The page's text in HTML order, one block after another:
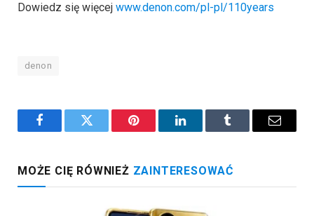
Dowiedz się więcej www.denon.com/pl-pl/110years
denon
FacebookTwitter Pinterest LinkedInTumblr Email
MOŻE CIĘ RÓWNIEŻ ZAINTERESOWAĆ